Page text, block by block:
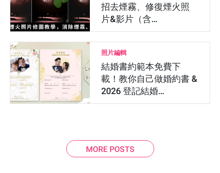
招去煙霧、修復煙火照
片&影片（含…
照片編輯
結婚書約範本免費下
載！教你自己做婚約書 &
2026 登記結婚…
MORE POSTS